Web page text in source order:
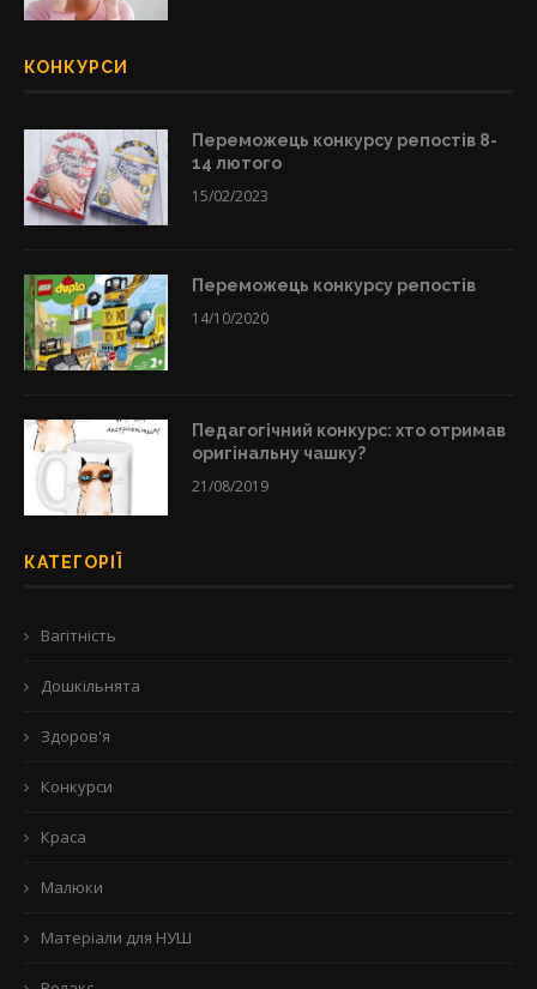
КОНКУРСИ
Переможець конкурсу репостів 8-
14 лютого
15/02/2023
Переможець конкурсу репостів
14/10/2020
Педагогічний конкурс: хто отримав
оригінальну чашку?
21/08/2019
КАТЕГОРІЇ
Вагітність
Дошкільнята
Здоров'я
Конкурси
Краса
Малюки
Матеріали для НУШ